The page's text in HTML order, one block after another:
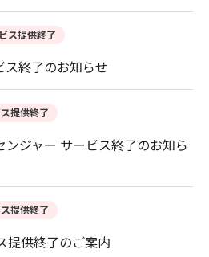
ス提供終了
ス終了のお知らせ
提供終了
ジャー サービス終了のお知ら
提供終了
提供終了のご案内